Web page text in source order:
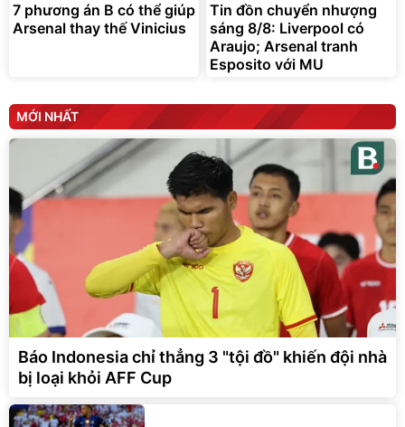
7 phương án B có thể giúp
Arsenal thay thế Vinicius
Tin đồn chuyển nhượng
sáng 8/8: Liverpool có
Araujo; Arsenal tranh
Esposito với MU
MỚI NHẤT
Báo Indonesia chỉ thẳng 3 "tội đồ" khiến đội nhà
bị loại khỏi AFF Cup